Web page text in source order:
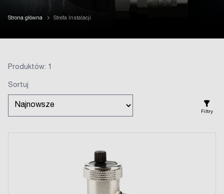
Strona główna Strefa Instalacji
Produktów: 1
Sortuj
Filtry